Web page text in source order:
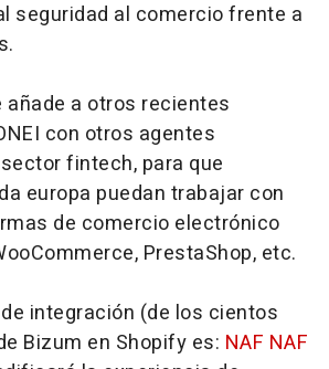
seguridad al comercio frente a
añade a otros recientes
con otros agentes
fintech, para que
europa puedan trabajar con
de comercio electrónico
PrestaShop, etc.
integración (de los cientos
Bizum en Shopify es: NAF NAF